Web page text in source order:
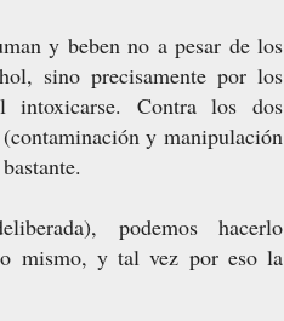
y beben no a pesar de los
sino precisamente por los
intoxicarse. Contra los dos
y manipulación
podemos hacerlo
mismo, y tal vez por eso la